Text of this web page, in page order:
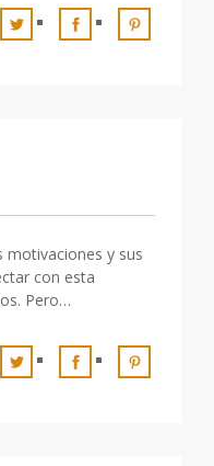
motivaciones y sus
con esta
Pero…